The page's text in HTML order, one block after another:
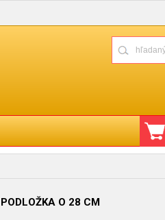
O 28 CM